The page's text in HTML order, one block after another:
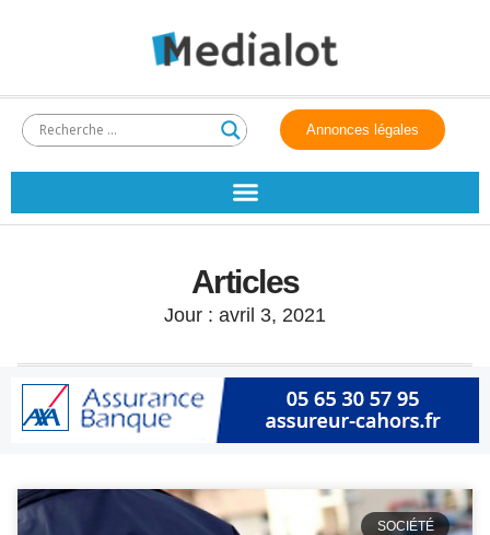
Annonces légales
Articles
Jour : avril 3, 2021
SOCIÉTÉ